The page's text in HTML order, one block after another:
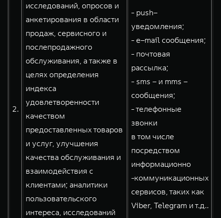
2.
исследований, опросов и
анкетирования в области
продаж, сервисного и
послепродажного
обслуживания, а также в
целях определения
индекса
удовлетворенности
качеством
предоставленных товаров
и услуг, улучшения
качества обслуживания и
взаимодействия с
клиентами; аналитики
пользовательского
интереса, исследований
- push–
уведомления;
- e–mail сообщения;
- почтовая
рассылка;
- sms – и mms –
сообщения;
- телефонные
звонки
в том числе
посредством
информационно
-коммуникационных
сервисов, таких как
Viber, Telegram и т.д..